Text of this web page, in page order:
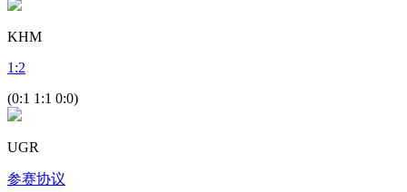
KHM
1 :2
(0:1 1:1 0:0)
UGR
参赛协议